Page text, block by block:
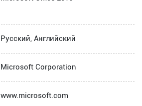
Русский, Английский
Microsoft Corporation
www.microsoft.com